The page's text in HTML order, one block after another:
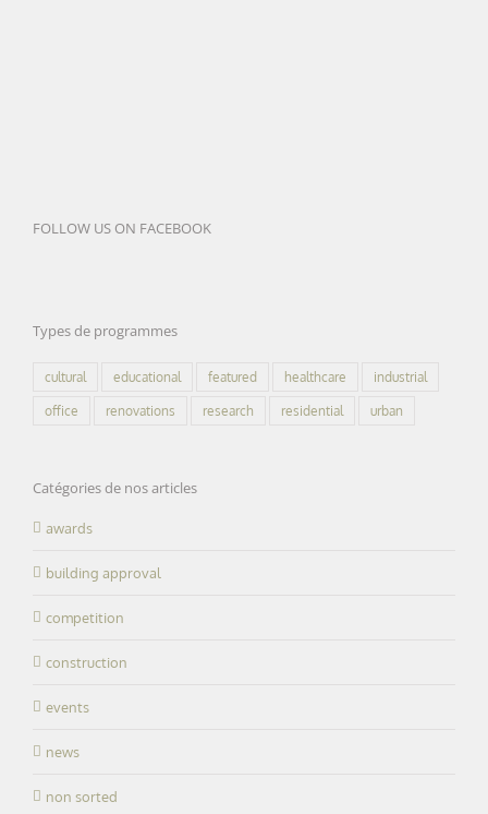
FOLLOW US ON FACEBOOK
Types de programmes
cultural educational featured healthcare industrial
office renovations research residential urban
Catégories de nos articles
awards
building approval
competition
construction
events
news
non sorted